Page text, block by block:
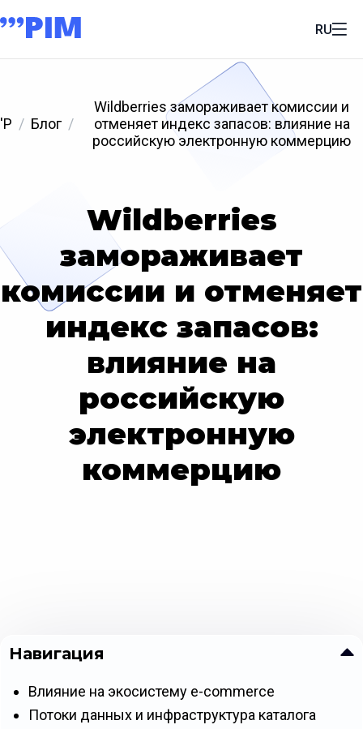
RU
'P Блог
Wildberries замораживает комиссии и
отменяет индекс запасов: влияние на
российскую электронную коммерцию
Wildberries
замораживает
комиссии и отменяет
индекс запасов:
влияние на
российскую
электронную
коммерцию
Навигация
Влияние на экосистему e-commerce
Потоки данных и инфраструктура каталога